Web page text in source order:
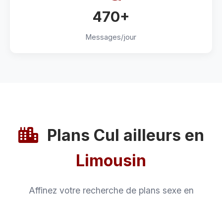
470+
Messages/jour
Plans Cul ailleurs en
Limousin
Affinez votre recherche de plans sexe en